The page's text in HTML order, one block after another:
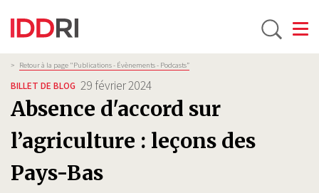
Aller
au
contenu
principal
Fil
d'Ariane
> Retour à la page "Publications - Évènements - Podcasts”
BILLET DE BLOG 29 février 2024
Absence d'accord sur
l’agriculture : leçons des
Pays-Bas